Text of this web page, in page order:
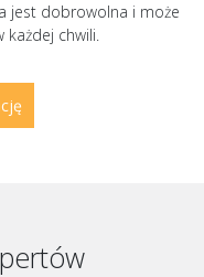
jest dobrowolna i może
każdej chwili.